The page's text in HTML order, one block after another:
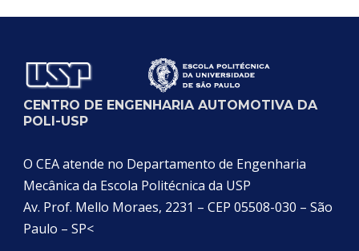
CENTRO DE ENGENHARIA AUTOMOTIVA DA
POLI-USP
O CEA atende no Departamento de Engenharia
Mecânica da Escola Politécnica da USP
Av. Prof. Mello Moraes, 2231 – CEP 05508-030 – São
Paulo – SP<